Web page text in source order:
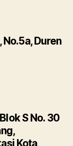
No.5a, Duren
S No. 30
Kota,